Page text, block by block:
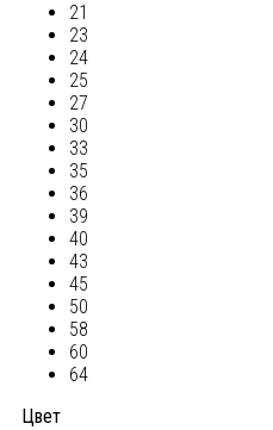
21
23
24
25
27
30
33
35
36
39
40
43
45
50
58
60
64
Цвет